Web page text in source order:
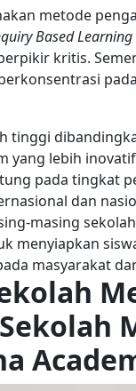
metode
Based Learning
kritis.
tinggi
yang lebih
pada tingkat
dan
masing
menyiapkan
masyarakat